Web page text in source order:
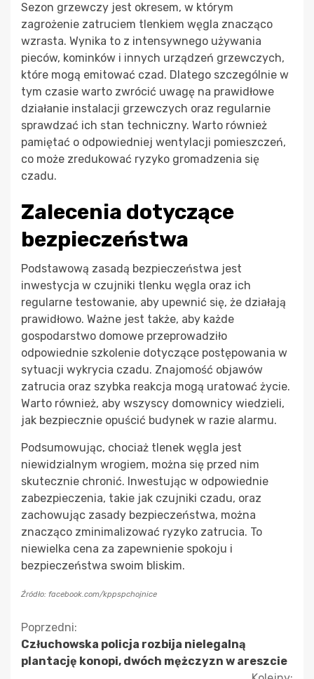
Sezon grzewczy jest okresem, w którym
zagrożenie zatruciem tlenkiem węgla znacząco
wzrasta. Wynika to z intensywnego używania
pieców, kominków i innych urządzeń grzewczych,
które mogą emitować czad. Dlatego szczególnie w
tym czasie warto zwrócić uwagę na prawidłowe
działanie instalacji grzewczych oraz regularnie
sprawdzać ich stan techniczny. Warto również
pamiętać o odpowiedniej wentylacji pomieszczeń,
co może zredukować ryzyko gromadzenia się
czadu.
Zalecenia dotyczące
bezpieczeństwa
Podstawową zasadą bezpieczeństwa jest
inwestycja w czujniki tlenku węgla oraz ich
regularne testowanie, aby upewnić się, że działają
prawidłowo. Ważne jest także, aby każde
gospodarstwo domowe przeprowadziło
odpowiednie szkolenie dotyczące postępowania w
sytuacji wykrycia czadu. Znajomość objawów
zatrucia oraz szybka reakcja mogą uratować życie.
Warto również, aby wszyscy domownicy wiedzieli,
jak bezpiecznie opuścić budynek w razie alarmu.
Podsumowując, chociaż tlenek węgla jest
niewidzialnym wrogiem, można się przed nim
skutecznie chronić. Inwestując w odpowiednie
zabezpieczenia, takie jak czujniki czadu, oraz
zachowując zasady bezpieczeństwa, można
znacząco zminimalizować ryzyko zatrucia. To
niewielka cena za zapewnienie spokoju i
bezpieczeństwa swoim bliskim.
Źródło: facebook.com/kppspchojnice
Kontynuuj
czytanie
Poprzedni:
Człuchowska policja rozbija nielegalną
plantację konopi, dwóch mężczyzn w areszcie